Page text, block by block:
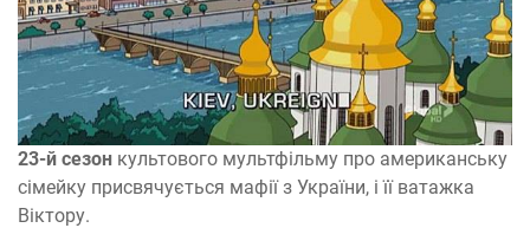
23-й сезон культового мультфільму про американську
сімейку присвячується мафії з України, і її ватажка
Віктору.